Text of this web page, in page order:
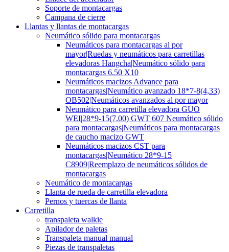
Soporte de montacargas
Campana de cierre
Llantas y llantas de montacargas
Neumático sólido para montacargas
Neumáticos para montacargas al por
mayor|Ruedas y neumáticos para carretillas
elevadoras Hangcha|Neumático sólido para
montacargas 6.50 X10
Neumáticos macizos Advance para
montacargas|Neumático avanzado 18*7-8(4,33)
OB502|Neumáticos avanzados al por mayor
Neumático para carretilla elevadora GUO
WEI|28*9-15(7.00) GWT 607 Neumático sólido
para montacargas|Neumáticos para montacargas
de caucho macizo GWT
Neumáticos macizos CST para
montacargas|Neumático 28*9-15
C8909|Reemplazo de neumáticos sólidos de
montacargas
Neumático de montacargas
Llanta de rueda de carretilla elevadora
Pernos y tuercas de llanta
Carretilla
transpaleta walkie
Apilador de paletas
Transpaleta manual manual
Piezas de transpaletas